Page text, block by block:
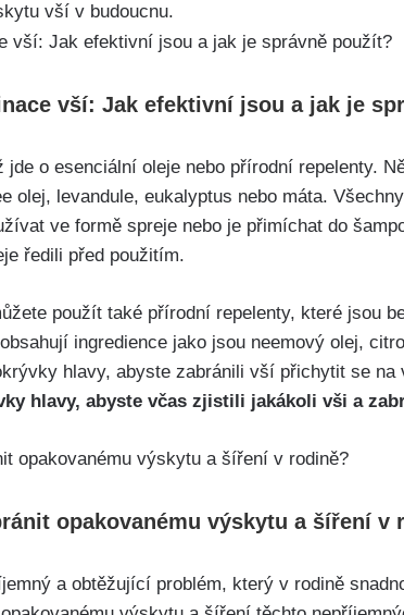
vší v budoucnu.
vší: Jak efektivní jsou a jak je
jde o esenciální oleje​ nebo přírodní⁢ repelenty.
olej, levandule, eukalyptus nebo máta.
ve formě spreje nebo je přimíchat do
ředili před použitím.
použít ⁤také přírodní repelenty, které jsou
ingredience jako jsou neemový olej,
hlavy, abyste zabránili vší přichytit ​se na
hlavy, abyste včas zjistili jakákoli vši‍ a
⁣opakovanému výskytu a šíření v
a‌ obtěžující problém, který v rodině